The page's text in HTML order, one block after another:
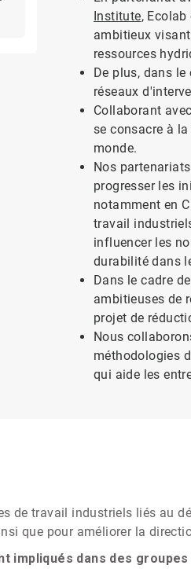
Institute,
ambitieux
ressources
De plus, dans
réseaux
Collaborant
se consacre à
monde.
Nos
progresser les
notamment en
travail
influencer les
durabilité dans
Dans le cadre
ambitieuses de
projet de
Nous
méthodologies
qui aide les
de travail industriels liés au
que pour améliorer la
impliqués dans des